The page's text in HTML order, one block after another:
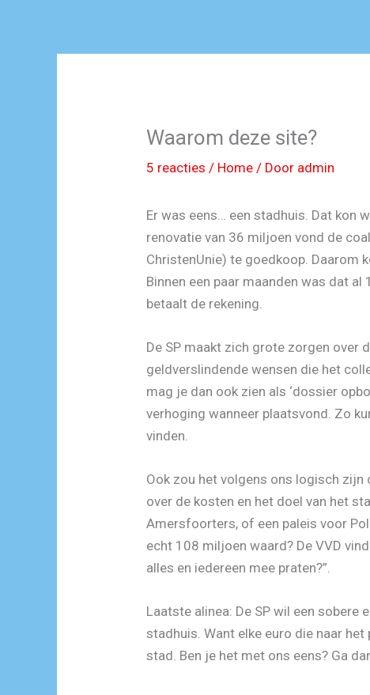
Waarom deze site?
5 reacties / Home / Door admin
Er was eens… een stadhuis. Dat kon
renovatie van 36 miljoen vond de
ChristenUnie) te goedkoop. Daarom
Binnen een paar maanden was dat
betaalt de rekening.
De SP maakt zich grote zorgen over
geldverslindende wensen die het
mag je dan ook zien als ‘dossier
verhoging wanneer plaatsvond. Zo
vinden.
Ook zou het volgens ons logisch
over de kosten en het doel van het
Amersfoorters, of een paleis voor
echt 108 miljoen waard? De VVD
alles en iedereen mee praten?”.
Laatste alinea: De SP wil een sobere
stadhuis. Want elke euro die naar
stad. Ben je het met ons eens? Ga